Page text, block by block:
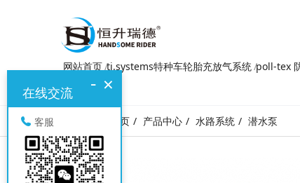
网站首页 ti.systems特种车轮胎充放气系统 poll-tex
网站首页 产品中心 水路系统 潜水泵
×
-
在线交流
客服